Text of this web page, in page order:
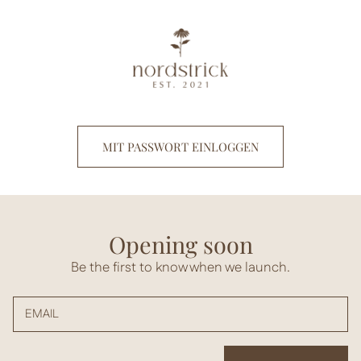
MIT PASSWORT EINLOGGEN
Opening soon
Be the first to know when we launch.
EMAIL